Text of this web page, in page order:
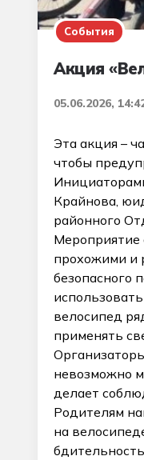
События
Акция
05.06.2026,
Эта акция –
чтобы
Крайнова,
районного
Мероприятие
прохожими и
безопасного
велосипед
применять
невозможно
делает
Родителям
на